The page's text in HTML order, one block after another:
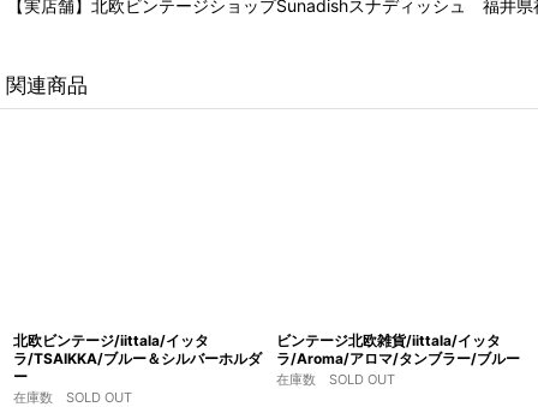
【実店舗】北欧ビンテージショップSunadishスナディッシュ 福井
関連商品
北欧ビンテージ/iittala/イッタ
ラ/TSAIKKA/ブルー＆シルバーホルダ
ー
在庫数 SOLD OUT
ビンテージ北欧雑貨/iittala/イッタ
ラ/Aroma/アロマ/タンブラー/ブルー
在庫数 SOLD OUT